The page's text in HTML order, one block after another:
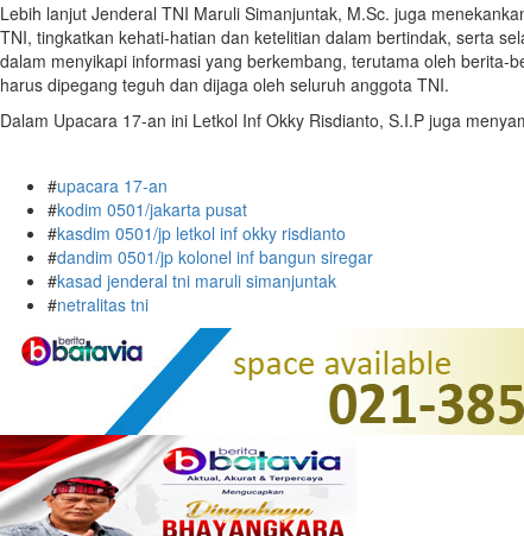
Lebih lanjut Jenderal TNI Maruli Simanjuntak, M.Sc. juga
TNI, tingkatkan kehati-hatian dan ketelitian dalam bertindak, serta
dalam menyikapi informasi yang berkembang, terutama oleh
harus dipegang teguh dan dijaga oleh seluruh anggota TNI.
Dalam Upacara 17-an ini Letkol Inf Okky Risdianto, S.I.P juga
#upacara 17-an
#kodim 0501/jakarta pusat
#kasdim 0501/jp letkol inf okky risdianto
#dandim 0501/jp kolonel inf bangun siregar
#kasad jenderal tni maruli simanjuntak
#netralitas tni